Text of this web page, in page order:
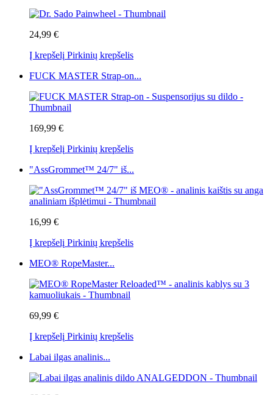
24,99 €
Į krepšelį Pirkinių krepšelis
FUCK MASTER Strap-on...
169,99 €
Į krepšelį Pirkinių krepšelis
"AssGrommet™ 24/7" iš...
16,99 €
Į krepšelį Pirkinių krepšelis
MEO® RopeMaster...
69,99 €
Į krepšelį Pirkinių krepšelis
Labai ilgas analinis...